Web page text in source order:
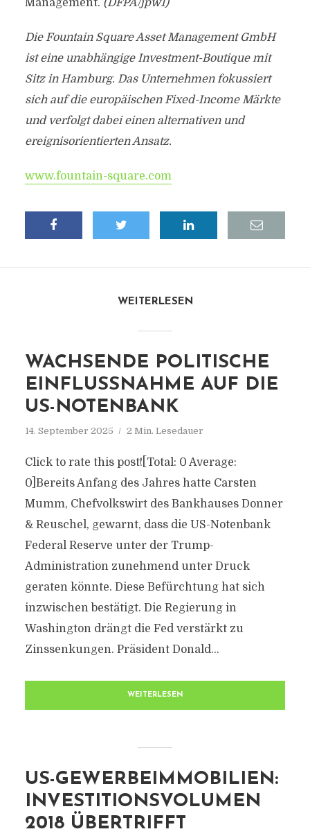
Management. (DFPA/jpw1)
Die Fountain Square Asset Management GmbH
ist eine unabhängige Investment-Boutique mit
Sitz in Hamburg. Das Unternehmen fokussiert
sich auf die europäischen Fixed-Income Märkte
und verfolgt dabei einen alternativen und
ereignisorientierten Ansatz.
www.fountain-square.com
WEITERLESEN
WACHSENDE POLITISCHE
EINFLUSSNAHME AUF DIE
US-NOTENBANK
14. September 2025 2 Min. Lesedauer
Click to rate this post![Total: 0 Average:
0]Bereits Anfang des Jahres hatte Carsten
Mumm, Chefvolkswirt des Bankhauses Donner
& Reuschel, gewarnt, dass die US-Notenbank
Federal Reserve unter der Trump-
Administration zunehmend unter Druck
geraten könnte. Diese Befürchtung hat sich
inzwischen bestätigt. Die Regierung in
Washington drängt die Fed verstärkt zu
Zinssenkungen. Präsident Donald...
WEITERLESEN
US-GEWERBEIMMOBILIEN:
INVESTITIONSVOLUMEN
2018 ÜBERTRIFFT